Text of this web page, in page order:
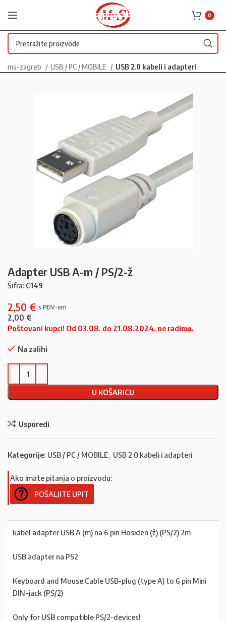
0
ms-zagreb USB / PC / MOBILE USB 2.0 kabeli i adapteri
Adapter USB A-m / PS/2-ž
Šifra: C149
2,50 €
2,00 €
Poštovani kupci! Od 03.08. do 21.08.2024. ne radimo.
Na zalihi
U KOŠARICU
Usporedi
Kategorije: USB / PC / MOBILE, USB 2.0 kabeli i adapteri
Ako imate pitanja o proizvodu:
POŠALJITE UPIT
kabel adapter USB A (m) na 6 pin Hosiden (ž) (PS/2) 2m
USB adapter na PS2
Keyboard and Mouse Cable USB-plug (type A) to 6 pin Mini
DIN-jack (PS/2)
Only for USB compatible PS/2-devices!